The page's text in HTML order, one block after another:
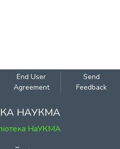
End User
Agreement
Send
Feedback
НАУКМА
НаУКМА